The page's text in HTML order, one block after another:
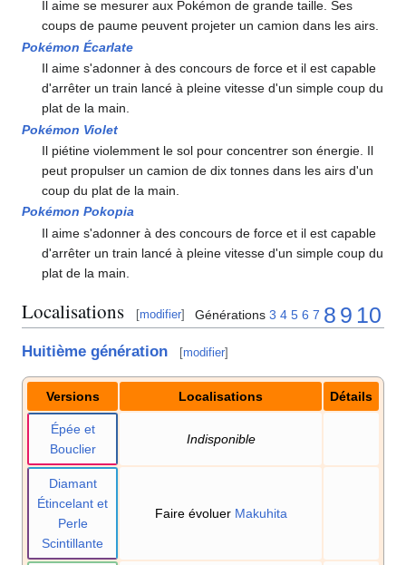
Il aime se mesurer aux Pokémon de grande taille. Ses
coups de paume peuvent projeter un camion dans les airs.
Pokémon Écarlate
Il aime s'adonner à des concours de force et il est capable
d'arrêter un train lancé à pleine vitesse d'un simple coup du
plat de la main.
Pokémon Violet
Il piétine violemment le sol pour concentrer son énergie. Il
peut propulser un camion de dix tonnes dans les airs d'un
coup du plat de la main.
Pokémon Pokopia
Il aime s'adonner à des concours de force et il est capable
d'arrêter un train lancé à pleine vitesse d'un simple coup du
plat de la main.
Localisations [modifier] Générations 3 4 5 6 7 8 9 10
Huitième génération [modifier]
Versions Localisations Détails
Épée et
Bouclier
Indisponible
Diamant
Étincelant et
Perle
Scintillante
Faire évoluer Makuhita